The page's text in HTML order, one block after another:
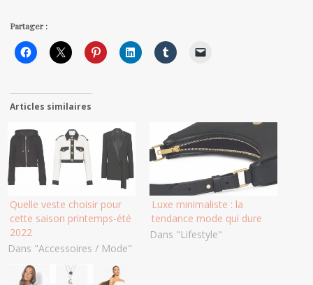
Partager :
Articles similaires
Quelle veste choisir pour
cette saison printemps-été
2022
Dans "Accessoires / Mode"
Luxe minimaliste : la
tendance mode qui dure
Dans "Lifestyle"